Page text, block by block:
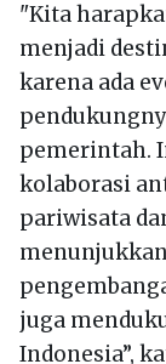
"Kita
menjadi
karena ada
pemerintah.
kolaborasi
pariwisata
juga
Indonesia”,